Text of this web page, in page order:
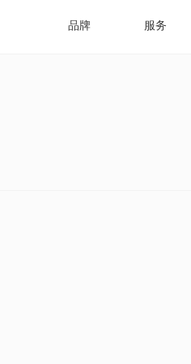
品牌 服务